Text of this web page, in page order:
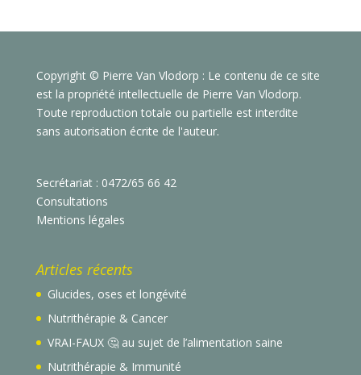
Copyright © Pierre Van Vlodorp : Le contenu de ce site
est la propriété intellectuelle de Pierre Van Vlodorp.
Toute reproduction totale ou partielle est interdite
sans autorisation écrite de l'auteur.
Secrétariat : 0472/65 66 42
Consultations
Mentions légales
Articles récents
Glucides, oses et longévité
Nutrithérapie & Cancer
VRAI-FAUX 🤔 au sujet de l’alimentation saine
Nutrithérapie & Immunité